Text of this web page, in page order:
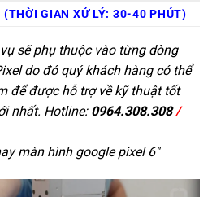
GIAN XỬ LÝ: 30-40 PHÚT)
sẽ phụ thuộc vào từng dòng
do đó quý khách hàng có thể
để được hỗ trợ về kỹ thuật tốt
nhất. Hotline: 0964.308.308/
màn hình google pixel 6"